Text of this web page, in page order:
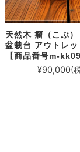
天然木 瘤（こぶ
盆栽台 アウトレ
【商品番号m-
¥90,000(